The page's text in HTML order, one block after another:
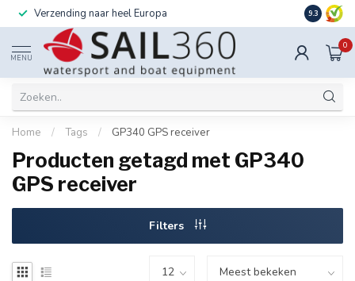
Verzending naar heel Europa Ook
9.3
MENU
0
Home / Tags / GP340 GPS receiver
Producten getagd met GP340
GPS receiver
Filters